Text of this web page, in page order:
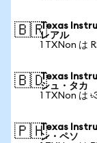
🇧🇷Texas
レアル
1 TXNon は
🇧🇩Texas
シュ・タカ
1 TXNon は
🇵🇭Texas
ン・ペソ